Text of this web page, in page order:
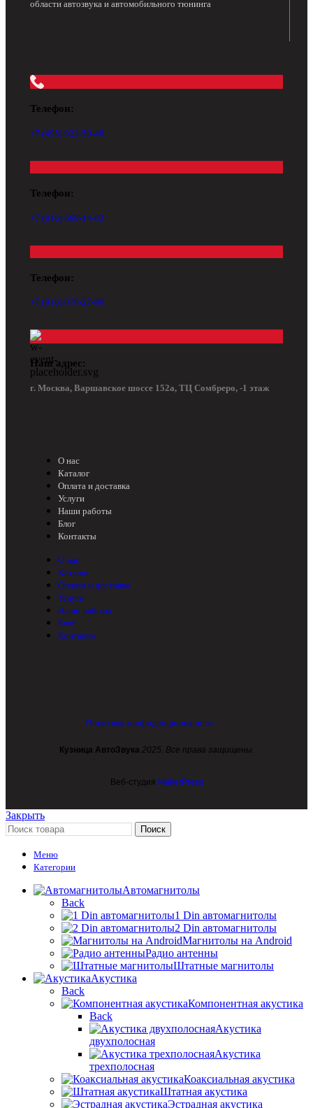
области автозвука и автомобильного тюнинга
Телефон:
+7 (495) 922-50-48
Телефон:
+7 (916) 669-14-83
Телефон:
+7 (916) 078-27-90
Наш адрес:
г. Москва, Варшавское шоссе 152а, ТЦ Сомбреро, -1 этаж
О нас
Каталог
Оплата и доставка
Услуги
Наши работы
Блог
Контакты
О нас
Каталог
Оплата и доставка
Услуги
Наши работы
Блог
Контакты
Политика конфиденциальности
Кузница АвтоЗвука 2025. Все права защищены.
Веб-студия MakerPress
Закрыть
Поиск
Меню
Категории
Автомагнитолы
Back
1 Din автомагнитолы
2 Din автомагнитолы
Магнитолы на Android
Радио антенны
Штатные магнитолы
Акустика
Back
Компонентная акустика
Back
Акустика
двухполосная
Акустика
трехполосная
Коаксиальная акустика
Штатная акустика
Эстрадная акустика